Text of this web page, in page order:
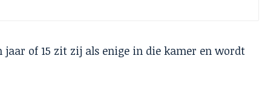
of 15 zit zij als enige in die kamer en wordt